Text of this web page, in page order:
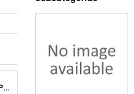
PARRILLA PARA TOPCASE MONOKEY MULTIPOSICIÓN